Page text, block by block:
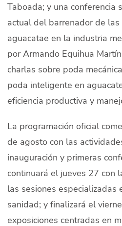
Taboada; y una conferencia
actual del barrenador de
aguacatae en la industria
por Armando Equihua
charlas sobre poda
poda inteligente en
eficiencia productiva y
La programación oficial
de agosto con las
inauguración y primeras
continuará el jueves 27 con
las sesiones especializadas
sanidad; y finalizará el
exposiciones centradas en